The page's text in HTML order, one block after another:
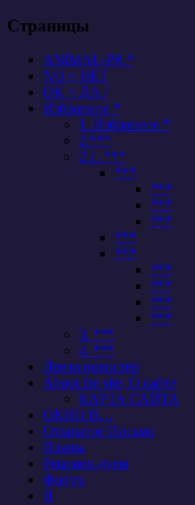
Страницы
ANIMAL-PR *
NO = НЕТ
OK = ДА /
Избранное *
1. Избранное *
2 ***
2.1. ***
***
***
***
***
***
***
***
***
***
***
3. ***
4. ***
Лента новостей
About the site, О сайте
КАРТА САЙТА
ОКНО В…
Открытое Письмо
Планы
Рекомен-дуем
Форум
Я